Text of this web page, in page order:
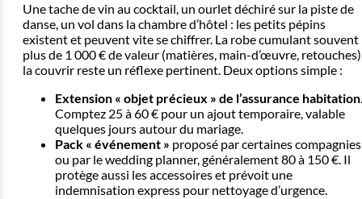
Une tache de vin au cocktail, un ourlet déchiré sur la piste de
danse, un vol dans la chambre d’hôtel : les petits pépins
existent et peuvent vite se chiffrer. La robe cumulant souvent
plus de 1 000 € de valeur (matières, main-d’œuvre,
la couvrir reste un réflexe pertinent. Deux options simple :
Extension « objet précieux » de l’assurance habitation.
Comptez 25 à 60 € pour un ajout temporaire, valable
quelques jours autour du mariage.
Pack « événement » proposé par certaines compagnies
ou par le wedding planner, généralement 80 à 150 €. Il
protège aussi les accessoires et prévoit une
indemnisation express pour nettoyage d’urgence.